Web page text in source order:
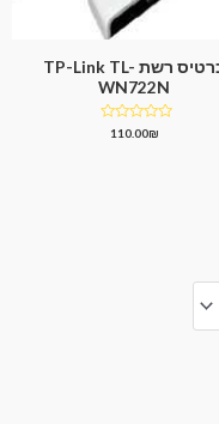
כרטיס רשת TP-Link TL-
WN722N
דורג110.00₪